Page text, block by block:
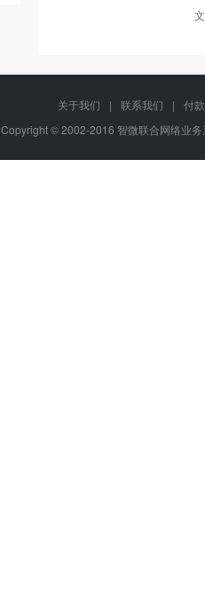
关于我们 | 联系我们 |
付
Copyright © 2002-2016 智微联合网络业